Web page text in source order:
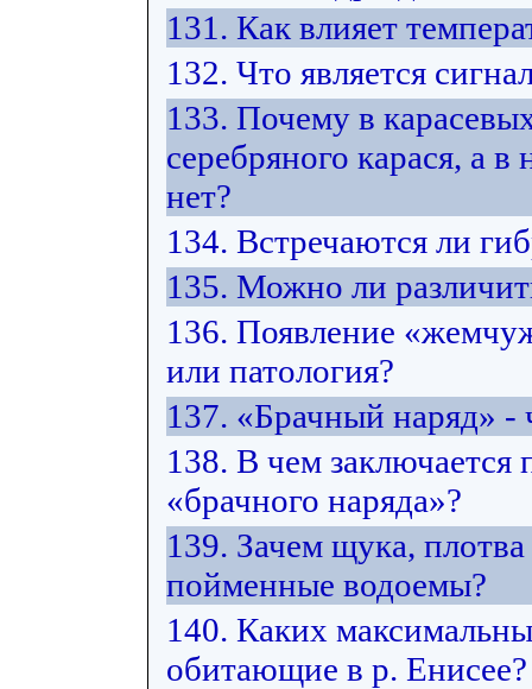
131. Как влияет
132. Что является
133. Почему в
серебряного карася, а
нет?
134. Встречаются ли
135. Можно ли
136. Появление
или патология?
137. «Брачный наряд» -
138. В чем заключается
«брачного наряда»?
139. Зачем щука,
пойменные водоемы?
140. Каких
обитающие в р. Енисее?